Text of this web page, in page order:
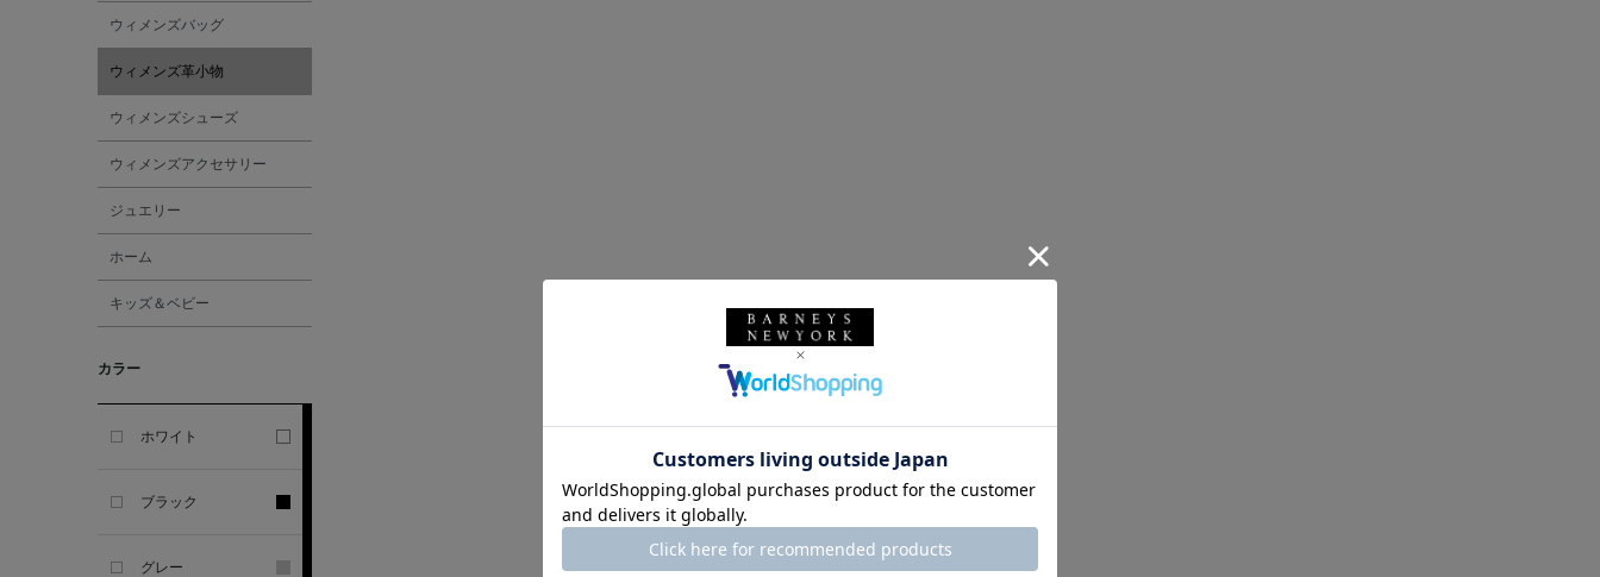
ALESSANDRO
GHERARDI
ALL THE WAYS TO SAY
ALPO
AMIRI
ANCELLM
ANCIENT GREEK
ウィメンズバッグ
ウィメンズ革小物
ウィメンズシューズ
ウィメンズアクセサリー
ジュエリー
ホーム
キッズ＆ベビー
カラー
ホワイト
ブラック
グレー